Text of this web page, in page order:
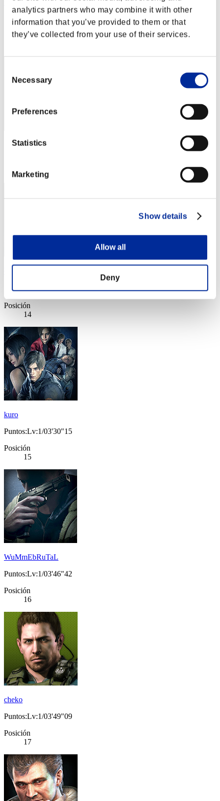
analytics partners who may combine it with other
information that you’ve provided to them or that
they’ve collected from your use of their services.
Selection
Necessary
Preferences
Statistics
Marketing
Show details
Allow all
Deny
wapaga5028
Puntos:Lv:1/03'23"24
Posición
Puntos: -
13
Puntos:Lv:1/03'27"03
Posición
14
kuro
Puntos:Lv:1/03'30"15
Posición
15
WuMmEbRuTaL
Puntos:Lv:1/03'46"42
Posición
16
cheko
Puntos:Lv:1/03'49"09
Posición
17